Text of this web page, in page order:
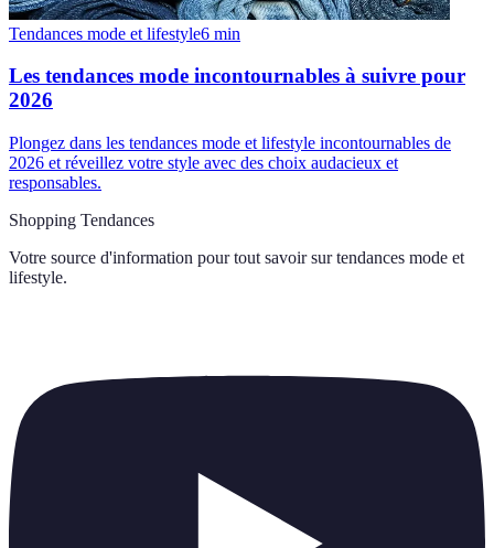
Tendances mode et lifestyle6 min
Les tendances mode incontournables à suivre pour
2026
Plongez dans les tendances mode et lifestyle incontournables de
2026 et réveillez votre style avec des choix audacieux et
responsables.
Shopping Tendances
Votre source d'information pour tout savoir sur tendances mode et
lifestyle.